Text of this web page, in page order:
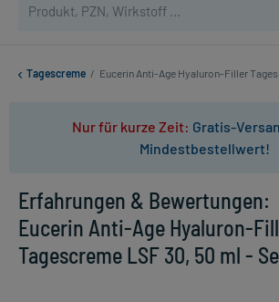
Tagescreme / Eucerin Anti-Age Hyaluron-Filler
Nur für kurze Zeit: Gratis-
Mindestbestellwert!
Erfahrungen & Bewertungen:
Eucerin Anti-Age Hyaluron-
Tagescreme LSF 30, 50 ml -